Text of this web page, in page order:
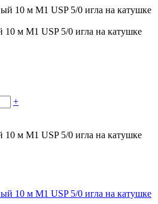
м М1 USP 5/0 игла на катушке
+
м М1 USP 5/0 игла на катушке